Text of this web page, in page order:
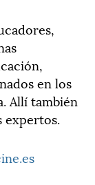
en los
Allí también
expertos.